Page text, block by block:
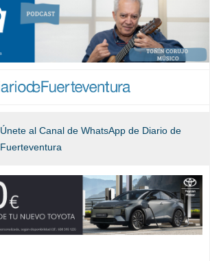
Jump to navigation
Únete al Canal de WhatsApp de Diario de
Fuerteventura